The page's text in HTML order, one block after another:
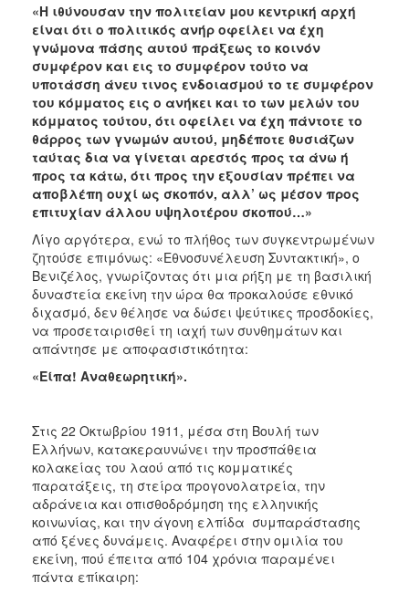
«Η ιθύνουσαν την πολιτείαν μου κεντρική αρχή
είναι ότι ο πολιτικός ανήρ οφείλει να έχη
γνώμονα πάσης αυτού πράξεως το κοινόν
συμφέρον και εις το συμφέρον τούτο να
υποτάσση άνευ τινος ενδοιασμού το τε συμφέρον
του κόμματος εις ο ανήκει και το των μελών του
κόμματος τούτου, ότι οφείλει να έχη πάντοτε το
θάρρος των γνωμών αυτού, μηδέποτε θυσιάζων
ταύτας δια να γίνεται αρεστός προς τα άνω ή
προς τα κάτω, ότι προς την εξουσίαν πρέπει να
αποβλέπη ουχί ως σκοπόν, αλλ’ ως μέσον προς
επιτυχίαν άλλου υψηλοτέρου σκοπού…»
Λίγο αργότερα, ενώ το πλήθος των συγκεντρωμένων
ζητούσε επιμόνως: «Εθνοσυνέλευση Συντακτική», ο
Βενιζέλος, γνωρίζοντας ότι μια ρήξη με τη βασιλική
δυναστεία εκείνη την ώρα θα προκαλούσε εθνικό
διχασμό, δεν θέλησε να δώσει ψεύτικες προσδοκίες,
να προσεταιρισθεί τη ιαχή των συνθημάτων και
απάντησε με αποφασιστικότητα:
«Είπα! Αναθεωρητική».
Στις 22 Οκτωβρίου 1911, μέσα στη Βουλή των
Ελλήνων, κατακεραυνώνει την προσπάθεια
κολακείας του λαού από τις κομματικές
παρατάξεις, τη στείρα προγονολατρεία, την
αδράνεια και οπισθοδρόμηση της ελληνικής
κοινωνίας, και την άγονη ελπίδα συμπαράστασης
από ξένες δυνάμεις. Αναφέρει στην ομιλία του
εκείνη, πού έπειτα από 104 χρόνια παραμένει
πάντα επίκαιρη: